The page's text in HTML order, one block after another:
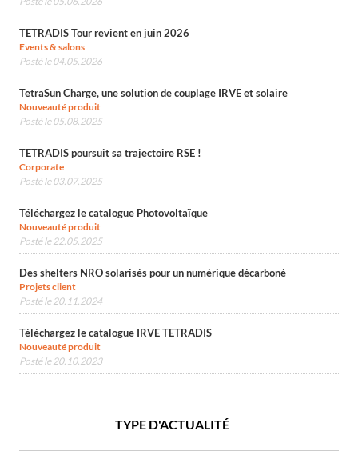
TETRADIS Tour revient en juin 2026
Events & salons
Posté le 04.05.2026
TetraSun Charge, une solution de couplage IRVE et solaire
Nouveauté produit
Posté le 05.08.2025
TETRADIS poursuit sa trajectoire RSE !
Corporate
Posté le 03.07.2025
Téléchargez le catalogue Photovoltaïque
Nouveauté produit
Posté le 22.05.2025
Des shelters NRO solarisés pour un numérique décarboné
Projets client
Posté le 20.11.2024
Téléchargez le catalogue IRVE TETRADIS
Nouveauté produit
Posté le 20.10.2023
TYPE D'ACTUALITÉ